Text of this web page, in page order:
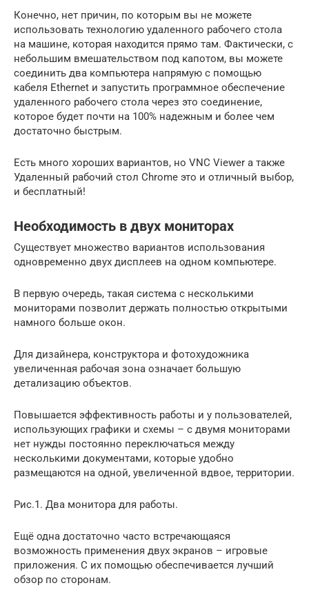
Конечно, нет причин, по которым вы не можете
использовать технологию удаленного рабочего стола
на машине, которая находится прямо там. Фактически, с
небольшим вмешательством под капотом, вы можете
соединить два компьютера напрямую с помощью
кабеля Ethernet и запустить программное обеспечение
удаленного рабочего стола через это соединение,
которое будет почти на 100% надежным и более чем
достаточно быстрым.
Есть много хороших вариантов, но VNC Viewer а также
Удаленный рабочий стол Chrome это и отличный выбор,
и бесплатный!
Необходимость в двух мониторах
Существует множество вариантов использования
одновременно двух дисплеев на одном компьютере.
В первую очередь, такая система с несколькими
мониторами позволит держать полностью открытыми
намного больше окон.
Для дизайнера, конструктора и фотохудожника
увеличенная рабочая зона означает большую
детализацию объектов.
Повышается эффективность работы и у пользователей,
использующих графики и схемы – с двумя мониторами
нет нужды постоянно переключаться между
несколькими документами, которые удобно
размещаются на одной, увеличенной вдвое, территории.
Рис.1. Два монитора для работы.
Ещё одна достаточно часто встречающаяся
возможность применения двух экранов – игровые
приложения. С их помощью обеспечивается лучший
обзор по сторонам.